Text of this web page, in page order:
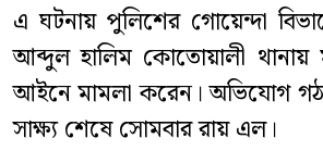
এ ঘটনায় পুলিশের গোয়েন্দা
আব্দুল হালিম কোতোয়ালী থানায়
আইনে মামলা করেন। অভিযোগ
সাক্ষ্য শেষে সোমবার রায় এল।